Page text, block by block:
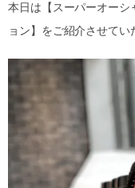
本日は【スーパーオーシ
ョン】をご紹介させてい